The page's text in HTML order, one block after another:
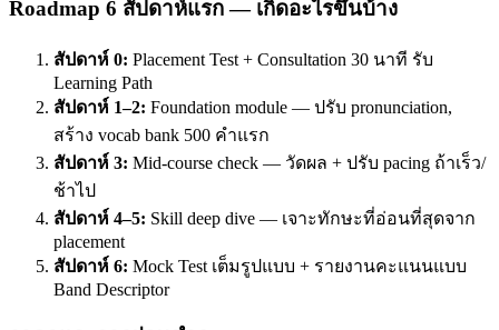
Roadmap 6 สัปดาห์แรก — เกิดอะไรขึ้นบ้าง
สัปดาห์ 0: Placement Test + Consultation 30 นาที รับ
Learning Path
สัปดาห์ 1–2: Foundation module — ปรับ pronunciation,
สร้าง vocab bank 500 คำแรก
สัปดาห์ 3: Mid-course check — วัดผล + ปรับ pacing ถ้าเร็ว/
ช้าไป
สัปดาห์ 4–5: Skill deep dive — เจาะทักษะที่อ่อนที่สุดจาก
placement
สัปดาห์ 6: Mock Test เต็มรูปแบบ + รายงานคะแนนแบบ
Band Descriptor